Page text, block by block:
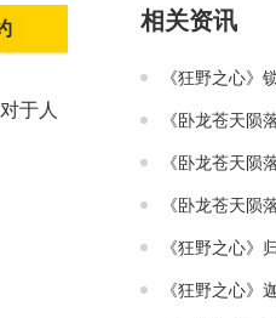
于人
相关资讯
《狂野之心》锁
《卧龙苍天陨落》桃
《卧龙苍天陨落》
《卧龙苍天陨落》
《狂野之心》
《狂野之心》迦